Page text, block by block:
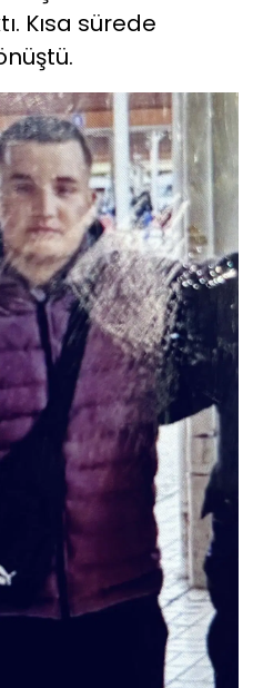
Kısa sürede